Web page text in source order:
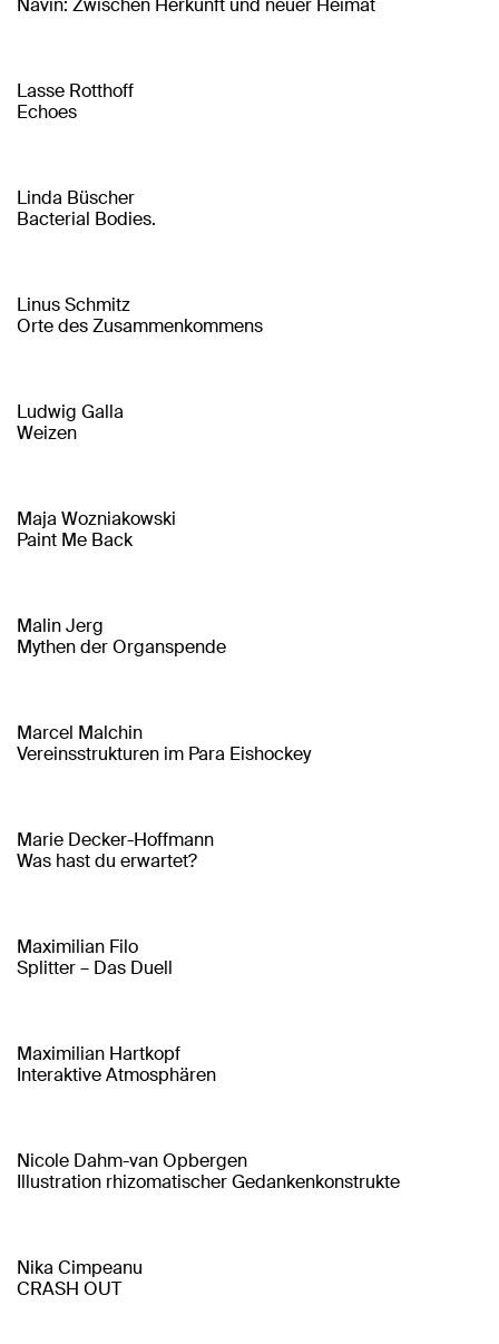
Navîn: Zwischen Herkunft und neuer Heimat
Lasse Rotthoff
Echoes
Linda Büscher
Bacterial Bodies.
Linus Schmitz
Orte des Zusammenkommens
Ludwig Galla
Weizen
Maja Wozniakowski
Paint Me Back
Malin Jerg
Mythen der Organspende
Marcel Malchin
Vereinsstrukturen im Para Eishockey
Marie Decker-Hoffmann
Was hast du erwartet?
Maximilian Filo
Splitter – Das Duell
Maximilian Hartkopf
Interaktive Atmosphären
Nicole Dahm-van Opbergen
Illustration rhizomatischer Gedankenkonstrukte
Nika Cimpeanu
CRASH OUT